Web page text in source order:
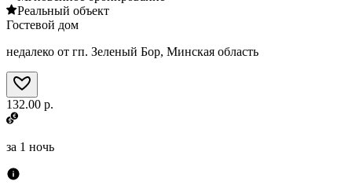
Реальный объект
Гостевой дом
недалеко от гп. Зеленый Бор, Минская область
132.00 р.
за 1 ночь